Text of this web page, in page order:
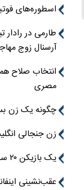
اسطوره‌های
طارمی در
آرسنال زوج
انتخاب صلاح
مصری
چگونه یک زن
زن جنجالی
یک بازیکن ۲۰ ساله کاپیتان جدید استقلال
عقب‌نشینی